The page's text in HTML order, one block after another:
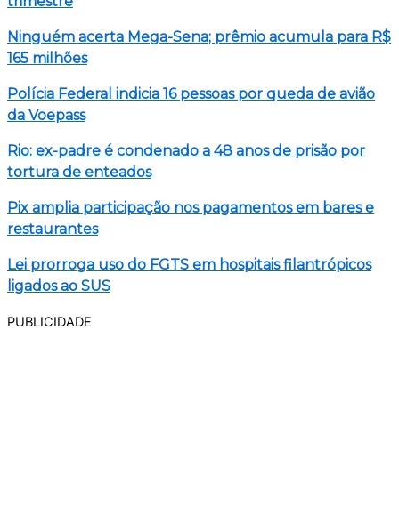
Ninguém acerta Mega-Sena; prêmio acumula para R$
165 milhões
Polícia Federal indicia 16 pessoas por queda de avião
da Voepass
Rio: ex-padre é condenado a 48 anos de prisão por
tortura de enteados
Pix amplia participação nos pagamentos em bares e
restaurantes
Lei prorroga uso do FGTS em hospitais filantrópicos
ligados ao SUS
PUBLICIDADE